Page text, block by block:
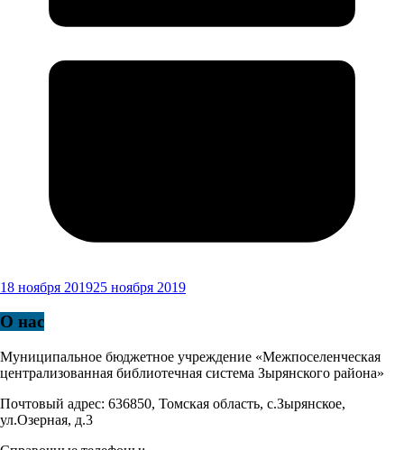
18 ноября 201925 ноября 2019
О нас
Муниципальное бюджетное учреждение «Межпоселенческая
централизованная библиотечная система Зырянского района»
Почтовый адрес: 636850, Томская область, с.Зырянское,
ул.Озерная, д.3